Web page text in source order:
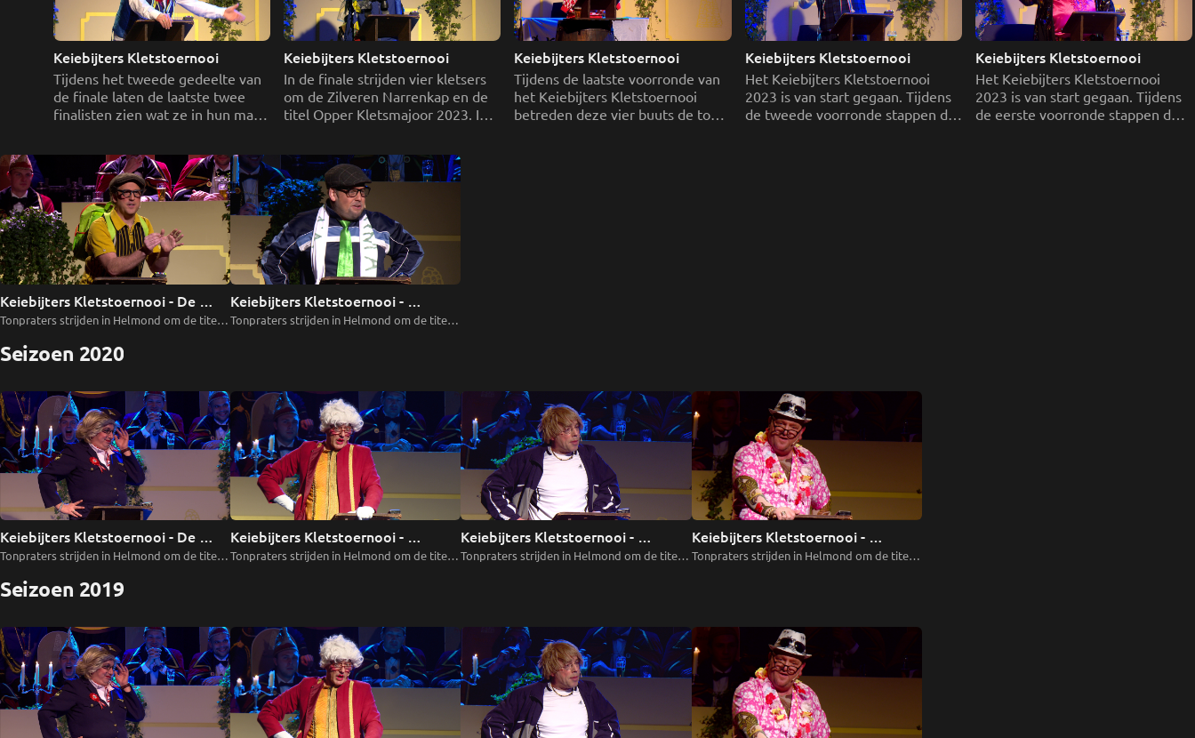
Tijdens het tweede gedeelte van
de finale laten de laatste twee
finalisten zien wat ze in hun mars
en de Zilveren Narrenkap mee
naar huis nemen?
In de finale strijden vier kletsers
om de Zilveren Narrenkap en de
titel Opper Kletsmajoor 2023. In
welke vier kletsers staan er in de
finale?
Tijdens de laatste voorronde van
het Keiebijters Kletstoernooi
betreden deze vier buuts de ton;
Keiebijters Kletstoernooi
Het Keiebijters Kletstoernooi
2023 is van start gegaan. Tijdens
de tweede voorronde stappen de
Keiebijters Kletstoernooi
Het Keiebijters Kletstoernooi
2023 is van start gegaan. Tijdens
de eerste voorronde stappen de
Keiebijters Kletstoernooi - De
Finale
Tonpraters strijden in Helmond om de titel
Keiebijters Kletstoernooi -
Voorronde 1
Tonpraters strijden in Helmond om de titel
Seizoen 2020
Keiebijters Kletstoernooi - De
Finale
Tonpraters strijden in Helmond om de titel
Keiebijters Kletstoernooi -
Voorronde 3
Tonpraters strijden in Helmond om de titel
Keiebijters Kletstoernooi -
Voorronde 2
Tonpraters strijden in Helmond om de titel
Keiebijters Kletstoernooi -
Voorronde 1
Tonpraters strijden in Helmond om de titel
Seizoen 2019